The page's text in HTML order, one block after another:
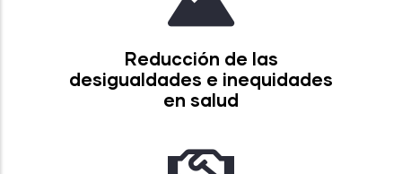
Reducción de las
desigualdades e inequidades
en salud